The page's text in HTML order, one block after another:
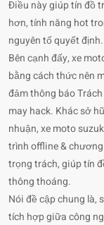
Điều này giúp tín đồ
hơn, tính năng hot
nguyên tố quyết định.
Bên cạnh đấy, xe
bằng cách thức nên
đảm thông báo
may hack. Khác sở
nhuận, xe moto
trình offline &
trọng trách, giúp tín
thông thoáng.
Nói đề cập chung là,
tích hợp giữa công